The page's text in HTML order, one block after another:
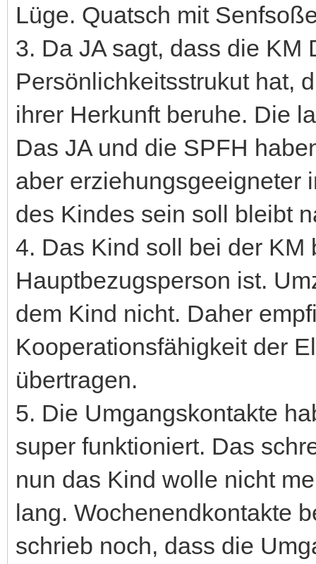
Lüge. Quatsch mit
3. Da JA sagt, dass die KM
Persönlichkeitsstrukut hat,
ihrer Herkunft beruhe. Die
Das JA und die SPFH
aber erziehungsgeeigneter
des Kindes sein soll bleibt
4. Das Kind soll bei der KM
Hauptbezugsperson ist.
dem Kind nicht. Daher
Kooperationsfähigkeit der
übertragen.
5. Die Umgangskontakte
super funktioniert. Das
nun das Kind wolle nicht
lang. Wochenendkontakte
schrieb noch, dass die